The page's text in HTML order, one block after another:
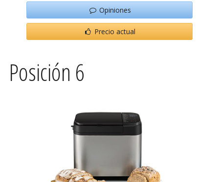
Opiniones
Precio actual
Posición 6